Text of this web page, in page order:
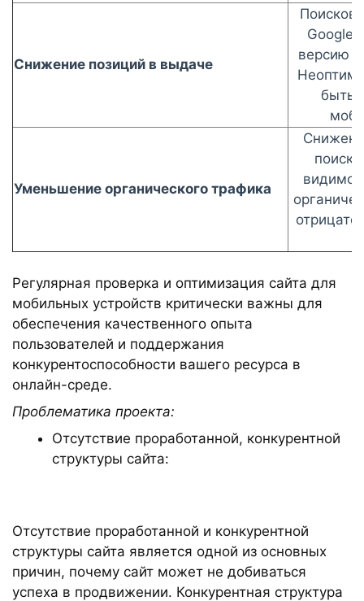
Снижение позиций в выдаче
Google,
версию
быть
Уменьшение органического трафика
Регулярная проверка и оптимизация сайта для
мобильных устройств критически важны для
обеспечения качественного опыта
пользователей и поддержания
конкурентоспособности вашего ресурса в
онлайн-среде.
Проблематика проекта:
Отсутствие проработанной, конкурентной
структуры сайта:
Отсутствие проработанной и конкурентной
структуры сайта является одной из основных
причин, почему сайт может не добиваться
успеха в продвижении. Конкурентная структура